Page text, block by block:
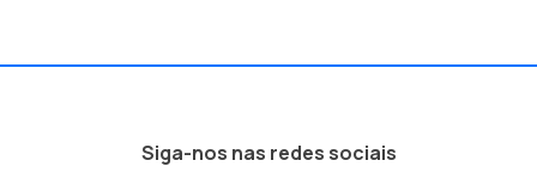
Siga-nos nas redes sociais